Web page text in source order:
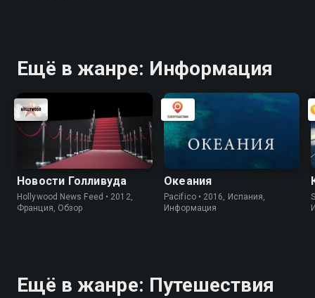
Ещё в жанре: Информация
Новости Голливуда
Hollywood News Feed • 2012,
Франция, Обзор
Океания
Pacifico • 2016, Испания,
Информация
Ещё в жанре: Путешествия